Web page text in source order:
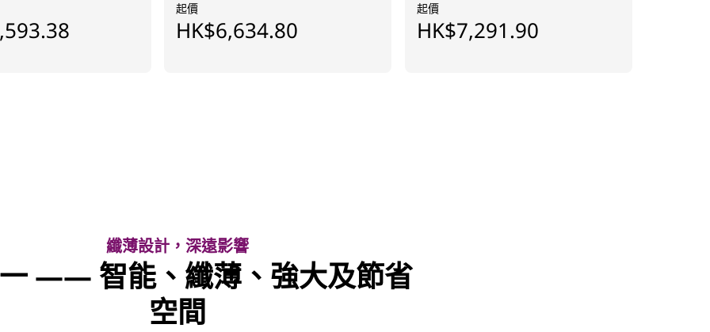
起價
HK$6,634.80
起價
HK$7,291.90
纖薄設計，深遠影響
—— 智能、纖薄、強大及節省
空間